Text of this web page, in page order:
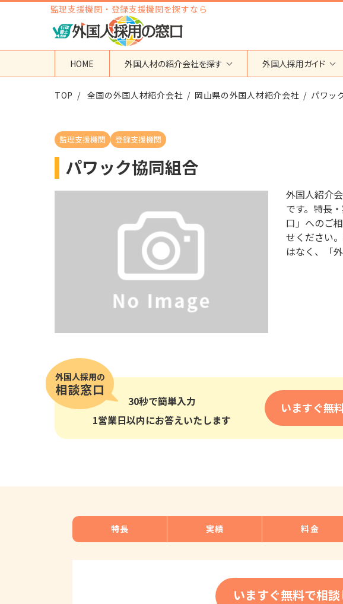
監理支援機関・登録支援機関を探すなら
HOME 外国人材の紹介会社を探す
地域から検索する
神奈川県
大阪府
その他の地域
国籍から検索する
ミャンマー
タイ
ネパール
中国
その他の国籍
在留資格から
高度専門職
留学
インターンシッ
特定活動
介護
外国人採用ガイド
特定技能
在留資格・ビザ
教育・研修
採用市場
調査・プレスリリース
お役立ち資料
TOP 全国の外国人材紹介会社 岡山県の外国人材紹介会社 パワッ
監理支援機関 登録支援機関
パワック協同組合
外国人紹介
です。特長
口」へのご
せください
はなく、「
30秒で簡単入力
1営業日以内にお答えいたします
いますぐ無
特長 実績 料金
いますぐ無料で相